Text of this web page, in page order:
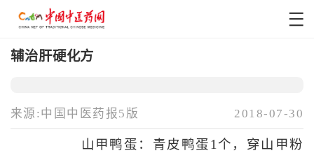
辅治肝硬化方
来源:中国中医药报5版 2018-07-30
山甲鸭蛋：青皮鸭蛋1个，穿山甲粉